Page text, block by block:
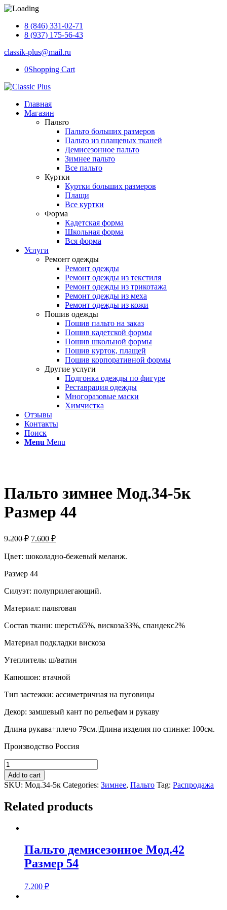
8 (846) 331-02-71
8 (937) 175-56-43
classik-plus@mail.ru
0Shopping Cart
Главная
Магазин
Пальто
Пальто больших размеров
Пальто из плащевых тканей
Демисезонное пальто
Зимнее пальто
Все пальто
Куртки
Куртки больших размеров
Плащи
Все куртки
Форма
Кадетская форма
Школьная форма
Вся форма
Услуги
Ремонт одежды
Ремонт одежды
Ремонт одежды из текстиля
Ремонт одежды из трикотажа
Ремонт одежды из меха
Ремонт одежды из кожи
Пошив одежды
Пошив пальто на заказ
Пошив кадетской формы
Пошив школьной формы
Пошив курток, плащей
Пошив корпоративной формы
Другие услуги
Подгонка одежды по фигуре
Реставрация одежды
Многоразовые маски
Химчистка
Отзывы
Контакты
Поиск
Menu Menu
Распродажа
Пальто зимнее Мод.34-5к
Размер 44
9.200₽ 7.600 ₽
Цвет: шоколадно-бежевый меланж.
Размер 44
Силуэт: полуприлегающий.
Материал: пальтовая
Состав ткани: шерсть65%, вискоза33%, спандекс2%
Материал подкладки вискоза
Утеплитель: ш/ватин
Капюшон: втачной
Тип застежки: ассиметричная на пуговицы
Декор: замшевый кант по рельефам и рукаву
Длина рукава+плечо 79см.|Длина изделия по спинке: 100см.
Производство Россия
Пальто
зимнее
Мод.34-
5к
44
Add to cart
SKU: Мод.34-5к Categories: Зимнее, Пальто Tag: Распродажа
Related products
Пальто демисезонное Мод.42
Размер 54
7.200 ₽